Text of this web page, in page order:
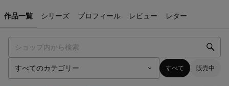
作品一覧 シリーズ プロフィール レビュー レター
すべて 販売中